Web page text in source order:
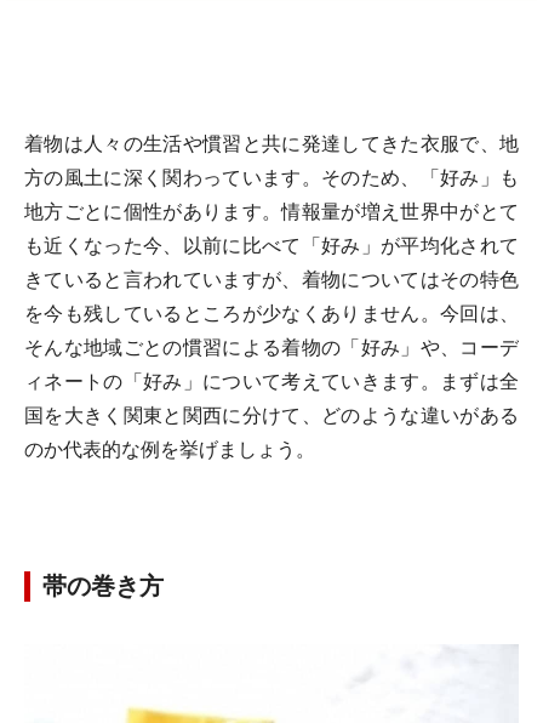
着物は人々の生活や慣習と共に発達してきた衣服で、地
方の風土に深く関わっています。そのため、「好み」も
地方ごとに個性があります。情報量が増え世界中がとて
も近くなった今、以前に比べて「好み」が平均化されて
きていると言われていますが、着物についてはその特色
を今も残しているところが少なくありません。今回は、
そんな地域ごとの慣習による着物の「好み」や、コーデ
ィネートの「好み」について考えていきます。まずは全
国を大きく関東と関西に分けて、どのような違いがある
のか代表的な例を挙げましょう。
帯の巻き方